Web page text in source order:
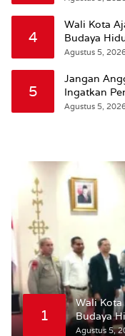
4
Wali Kota
Budaya
Agustus 5,
5
Jangan
Ingatkan
Agustus 5,
1
Wali
Budaya
Agustus 5,